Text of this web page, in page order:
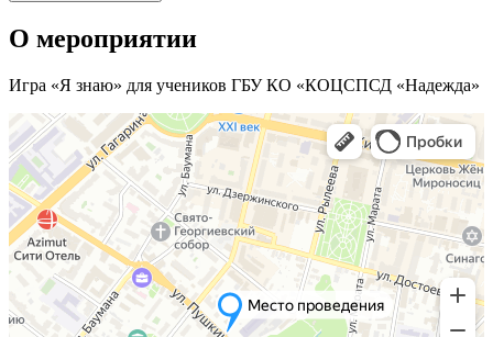
О мероприятии
Игра «Я знаю» для учеников ГБУ КО «КОЦСПСД «Надежда»